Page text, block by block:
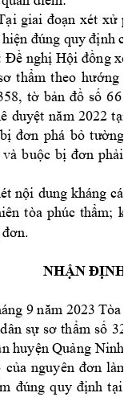
giai đoạn xét xử
đúng quy định
Đề nghị Hội đồng xét
thẩm theo hướng
8, tờ bản đồ số 66
duyệt năm 2022 tại
bị đơn phá bỏ tường
và buộc bị đơn phải
nội dung kháng
tòa phúc thẩm;
.
NHẬN ĐỊNH
9 năm 2023 Tòa
dân sự sơ thẩm số 32
huyện Quảng Ninh
của nguyên đơn làm
đúng quy định tại